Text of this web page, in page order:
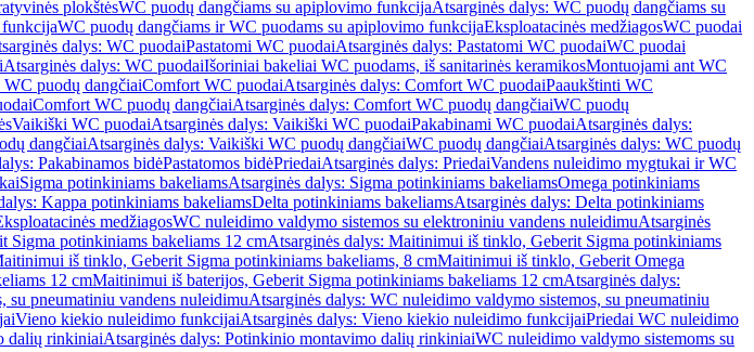
plokštėsWC puodų dangčiams su apiplovimo funkcijaAtsarginės dalys: WC puodų dangčiams su
WC puodų dangčiams ir WC puodams su apiplovimo funkcijaEksploatacinės medžiagosWC puodai
dalys: WC puodaiPastatomi WC puodaiAtsarginės dalys: Pastatomi WC puodaiWC puodai
Atsarginės dalys: WC puodaiIšoriniai bakeliai WC puodams, iš sanitarinės keramikosMontuojami ant WC
WC puodų dangčiaiComfort WC puodaiAtsarginės dalys: Comfort WC puodaiPaaukštinti WC
Comfort WC puodų dangčiaiAtsarginės dalys: Comfort WC puodų dangčiaiWC puodų
Vaikiški WC puodaiAtsarginės dalys: Vaikiški WC puodaiPakabinami WC puodaiAtsarginės dalys:
dangčiaiAtsarginės dalys: Vaikiški WC puodų dangčiaiWC puodų dangčiaiAtsarginės dalys: WC puodų
Pakabinamos bidėPastatomos bidėPriedaiAtsarginės dalys: PriedaiVandens nuleidimo mygtukai ir WC
Sigma potinkiniams bakeliamsAtsarginės dalys: Sigma potinkiniams bakeliamsOmega potinkiniams
Kappa potinkiniams bakeliamsDelta potinkiniams bakeliamsAtsarginės dalys: Delta potinkiniams
medžiagosWC nuleidimo valdymo sistemos su elektroniniu vandens nuleidimuAtsarginės
potinkiniams bakeliams 12 cmAtsarginės dalys: Maitinimui iš tinklo, Geberit Sigma potinkiniams
iš tinklo, Geberit Sigma potinkiniams bakeliams, 8 cmMaitinimui iš tinklo, Geberit Omega
12 cmMaitinimui iš baterijos, Geberit Sigma potinkiniams bakeliams 12 cmAtsarginės dalys:
pneumatiniu vandens nuleidimuAtsarginės dalys: WC nuleidimo valdymo sistemos, su pneumatiniu
Vieno kiekio nuleidimo funkcijaiAtsarginės dalys: Vieno kiekio nuleidimo funkcijaiPriedai WC nuleidimo
dalių rinkiniaiAtsarginės dalys: Potinkinio montavimo dalių rinkiniaiWC nuleidimo valdymo sistemoms su